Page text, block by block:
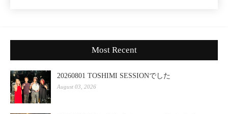
Most Recent
20260801 TOSHIMI SESSIONでした
August 03, 2026